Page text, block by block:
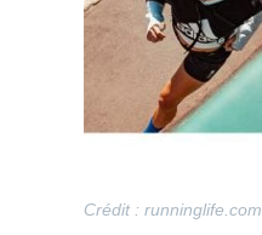
Crédit : runninglife.com